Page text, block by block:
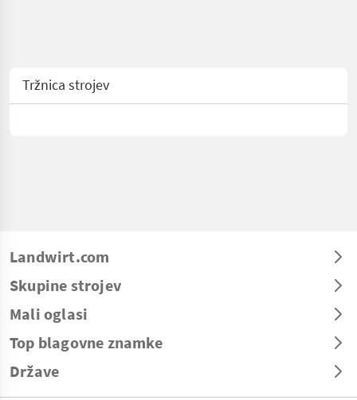
Tržnica strojev
Landwirt.com
Skupine strojev
Mali oglasi
Top blagovne znamke
Države